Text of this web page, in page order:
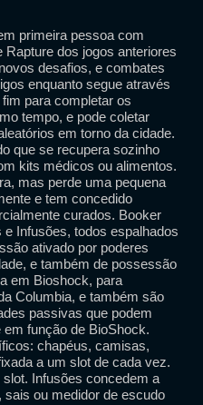
primeira pessoa com
dos jogos anteriores
desafios, e combates
enquanto segue através
para completar os
tempo, e pode coletar
em torno da cidade.
que se recupera sozinho
kits médicos ou alimentos.
mas perde uma pequena
e tem concedido
curados. Booker
Infusões, todos espalhados
ativado por poderes
e também de possessão
em Bioshock, para
Columbia, e também são
passivas que podem
função de BioShock.
chapéus, camisas,
a um slot de cada vez.
Infusões concedem a
sais ou medidor de escudo